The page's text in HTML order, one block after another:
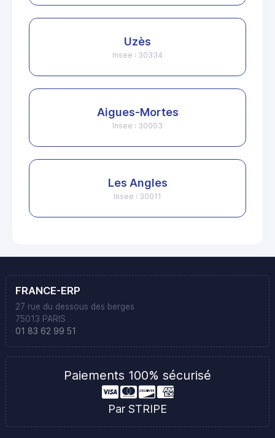
Uzès
Insee : 30334
Aigues-Mortes
Insee : 30003
Les Angles
Insee : 30011
FRANCE-ERP
27 rue du dessous des berges
75013 PARIS
01 83 62 99 51
Paiements 100% sécurisé
Par STRIPE